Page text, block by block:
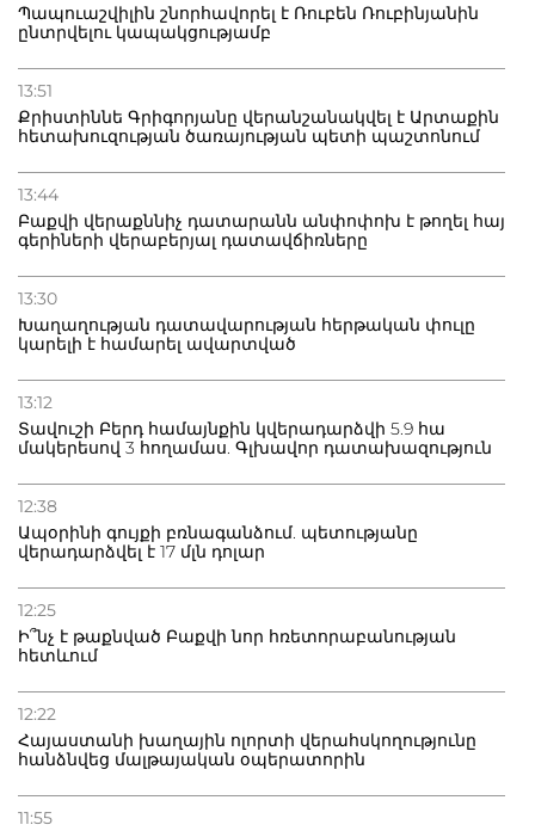
Պապուաշվիլին շնորհավորել է Ռուբեն Ռուբինյանին
ընտրվելու կապակցությամբ
13:51
Քրիստիննե Գրիգորյանը վերանշանակվել է Արտաքին
հետախուզության ծառայության պետի պաշտոնում
13:44
Բաքվի վերաքննիչ դատարանն անփոփոխ է թողել հայ
գերիների վերաբերյալ դատավճիռները
13:30
Խաղաղության դատավարության հերթական փուլը
կարելի է համարել ավարտված
13:12
Տավուշի Բերդ համայնքին կվերադարձվի 5.9 հա
մակերեսով 3 հողամաս. Գլխավոր դատախազություն
12:38
Ապօրինի գույքի բռնագանձում. պետությանը
վերադարձվել է 17 մլն դոլար
12:25
Ի՞նչ է թաքնված Բաքվի նոր հռետորաբանության
հետևում
12:22
Հայաստանի խաղային ոլորտի վերահսկողությունը
հանձնվեց մալթայական օպերատորին
11:55